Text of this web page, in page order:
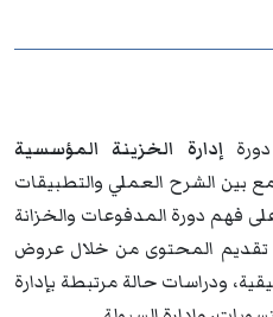
إدارة الخزينة المؤسسية
بين الشرح العملي والتطبيقات
فهم دورة المدفوعات والخزانة
تقديم المحتوى من خلال عروض
ودراسات حالة مرتبطة بإدارة